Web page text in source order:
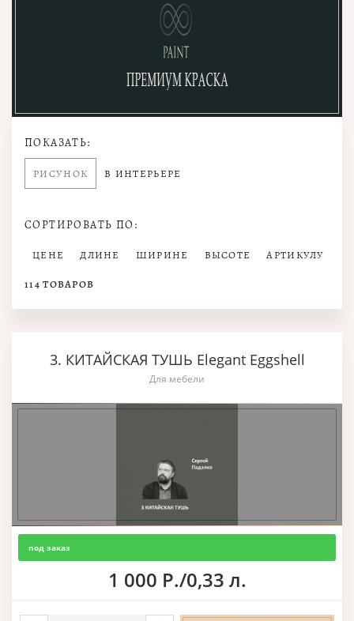
ПОКАЗАТЬ:
РИСУНОК В ИНТЕРЬЕРЕ
СОРТИРОВАТЬ ПО:
ЦЕНЕ ДЛИНЕ ШИРИНЕ ВЫСОТЕ АРТИКУЛУ
114 ТОВАРОВ
3. КИТАЙСКАЯ ТУШЬ Elegant Eggshell
Для мебели
под заказ
1 000 Р./0,33 л.